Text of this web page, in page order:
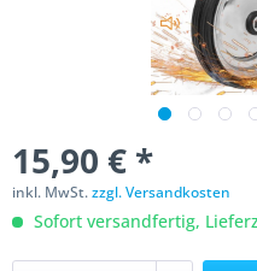
15,90 € *
inkl. MwSt.zzgl. Versandkosten
Sofort versandfertig,